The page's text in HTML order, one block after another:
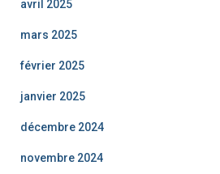
avril 2025
mars 2025
février 2025
janvier 2025
décembre 2024
novembre 2024